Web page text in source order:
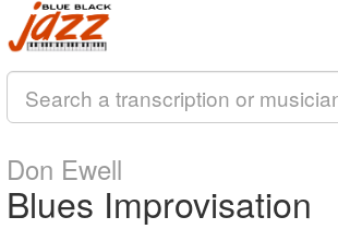
Don Ewell
Blues Improvisation